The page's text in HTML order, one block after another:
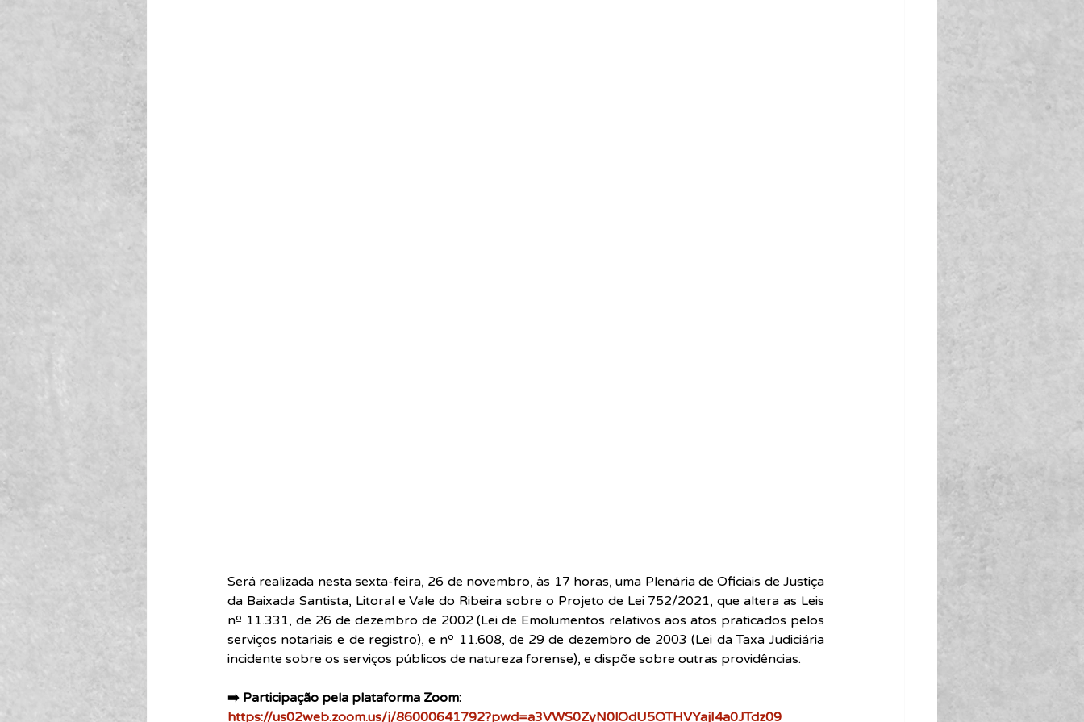
Será realizada nesta sexta-feira, 26 de novembro, às 17 horas, uma Plenária de Oficiais de Justiça
da Baixada Santista, Litoral e Vale do Ribeira sobre o Projeto de Lei 752/2021, que altera as Leis
nº 11.331, de 26 de dezembro de 2002 (Lei de Emolumentos relativos aos atos praticados pelos
serviços notariais e de registro), e nº 11.608, de 29 de dezembro de 2003 (Lei da Taxa Judiciária
incidente sobre os serviços públicos de natureza forense), e dispõe sobre outras providências.
➡️ Participação pela plataforma Zoom:
https://us02web.zoom.us/j/86000641792?pwd=a3VWS0ZyN0lOdU5OTHVYajI4a0JTdz09